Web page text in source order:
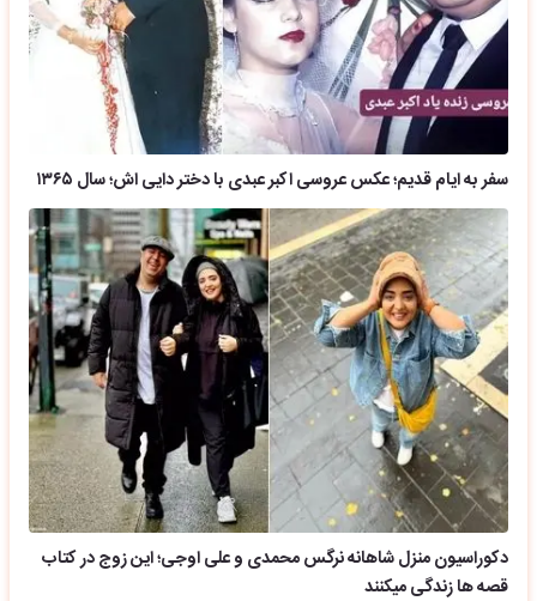
سفر به ایام قدیم؛ عکس عروسی اکبر عبدی با دختر دایی اش؛ سال ۱۳۶۵
دکوراسیون منزل شاهانه نرگس محمدی و علی اوجی؛ این زوج در کتاب
قصه ها زندگی میکنند